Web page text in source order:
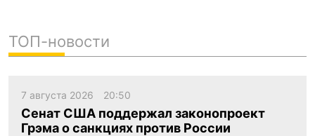
ТОП-новости
7 августа 2026 20:50
Сенат США поддержал законопроект
Грэма о санкциях против России